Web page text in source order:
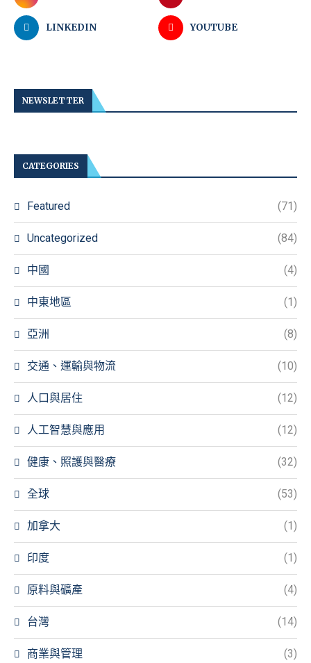
LINKEDIN YOUTUBE
NEWSLETTER
CATEGORIES
Featured (71)
Uncategorized (84)
中國 (4)
中東地區 (1)
亞洲 (8)
交通、運輸與物流 (10)
人口與居住 (12)
人工智慧與應用 (12)
健康、照護與醫療 (32)
全球 (53)
加拿大 (1)
印度 (1)
原料與礦產 (4)
台灣 (14)
商業與管理 (3)